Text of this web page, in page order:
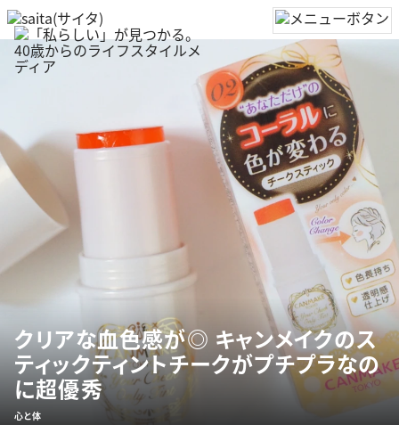
クリアな血色感が◎ キャンメイクのス
ティックティントチークがプチプラなの
に超優秀
心と体